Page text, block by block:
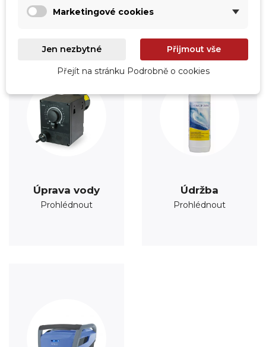
Úprava vody
Prohlédnout
Údržba
Prohlédnout
Marketingové cookies
Jen nezbytné Přijmout vše
Přejít na stránku Podrobně o cookies